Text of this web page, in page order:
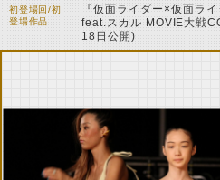
初登場回/初
登場作品
『仮面ライダー×仮面ラ
feat.スカル MOVIE大戦
18日公開)